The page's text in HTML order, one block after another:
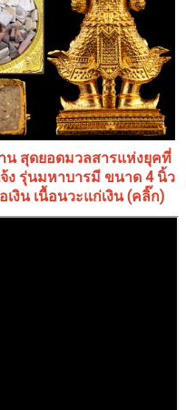
สุดยอดมวลสารแห่งยุคที่
ง รุ่นมหาบารมี ขนาด 4 นิ้ว
งิน เนื้อนวะแก่เงิน (คลิ๊ก)